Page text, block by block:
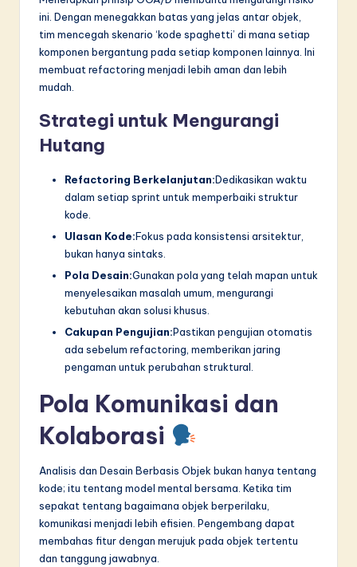
ini. Dengan menegakkan batas yang jelas antar objek,
tim mencegah skenario ‘kode spaghetti’ di mana setiap
komponen bergantung pada setiap komponen lainnya. Ini
membuat refactoring menjadi lebih aman dan lebih
mudah.
Strategi untuk Mengurangi
Hutang
Refactoring Berkelanjutan:Dedikasikan waktu
dalam setiap sprint untuk memperbaiki struktur
kode.
Ulasan Kode:Fokus pada konsistensi arsitektur,
bukan hanya sintaks.
Pola Desain:Gunakan pola yang telah mapan untuk
menyelesaikan masalah umum, mengurangi
kebutuhan akan solusi khusus.
Cakupan Pengujian:Pastikan pengujian otomatis
ada sebelum refactoring, memberikan jaring
pengaman untuk perubahan struktural.
Pola Komunikasi dan
Kolaborasi
Analisis dan Desain Berbasis Objek bukan hanya tentang
kode; itu tentang model mental bersama. Ketika tim
sepakat tentang bagaimana objek berperilaku,
komunikasi menjadi lebih efisien. Pengembang dapat
membahas fitur dengan merujuk pada objek tertentu
dan tanggung jawabnya.